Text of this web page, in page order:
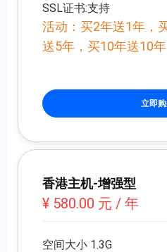
SSL证书:支持
活动：买2年送1年，
送5年，买10年送10年
立即
香港主机-增强型
¥ 580.00 元 / 年
空间大小 1.3G